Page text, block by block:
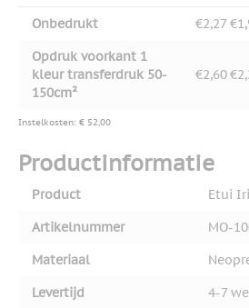
Onbedrukt €2,27
Opdruk voorkant 1
kleur transferdruk 50-
150cm²
€2,60
Instelkosten: € 52,00
Productinformatie
Product
Etui
Artikelnummer
MO-
Materiaal
Levertijd
4-7